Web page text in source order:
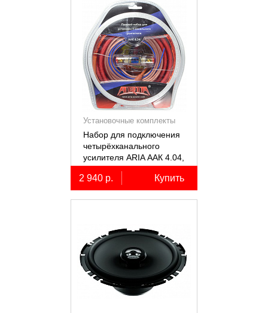
Установочные комплекты
(КИТы)
Набор для подключения
четырёхканального
усилителя ARIA ААК 4.04,
4AWG, miniANL 60А,
омедненный алюминий
(ССА)
2 940 р. Купить